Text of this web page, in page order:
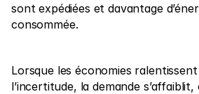
Connexionou
sont expédiées et davantage
consommée.
Lorsque les économies
l’incertitude, la demande